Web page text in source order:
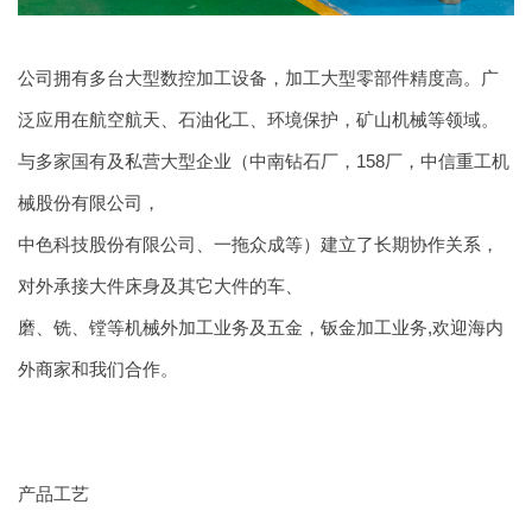
公司拥有多台大型数控加工设备，加工大型零部件精度高。广
泛应用在航空航天、石油化工、环境保护，矿山机械等领域。
与多家国有及私营大型企业（中南钻石厂，158厂，中信重工机
械股份有限公司，
中色科技股份有限公司、一拖众成等）建立了长期协作关系，
对外承接大件床身及其它大件的车、
磨、铣、镗等机械外加工业务及五金，钣金加工业务,欢迎海内
外商家和我们合作。
产品工艺